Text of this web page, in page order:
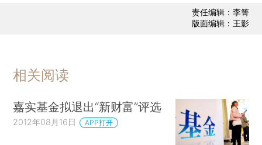
责任编辑：李箐
版面编辑：王影
相关阅读
嘉实基金拟退出“新财富”评选
2012年08月16日 APP打开